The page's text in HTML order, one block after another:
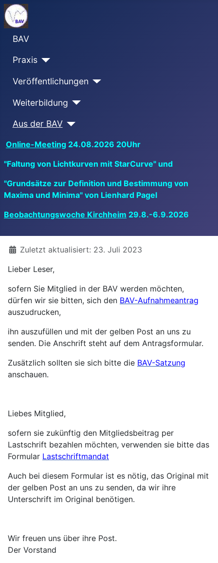
BAV
Praxis
Veröffentlichungen
Weiterbildung
Aus der BAV
Online-Meeting 24.08.2026 20Uhr
"Faltung von Lichtkurven mit StarCurve" und
"Grundsätze zur Definition und Bestimmung von
Maxima und Minima" von Lienhard Pagel
Beobachtungswoche Kirchheim 29.8.-6.9.2026
DetailsZuletzt aktualisiert: 23. Juli 2023
Lieber Leser,
sofern Sie Mitglied in der BAV werden möchten,
dürfen wir sie bitten, sich den BAV-Aufnahmeantrag
auszudrucken,
ihn auszufüllen und mit der gelben Post an uns zu
senden. Die Anschrift steht auf dem Antragsformular.
Zusätzlich sollten sie sich bitte die BAV-Satzung
anschauen.
Liebes Mitglied,
sofern sie zukünftig den Mitgliedsbeitrag per
Lastschrift bezahlen möchten, verwenden sie bitte das
Formular Lastschriftmandat
Auch bei diesem Formular ist es nötig, das Original mit
der gelben Post an uns zu senden, da wir ihre
Unterschrift im Original benötigen.
Wir freuen uns über ihre Post.
Der Vorstand